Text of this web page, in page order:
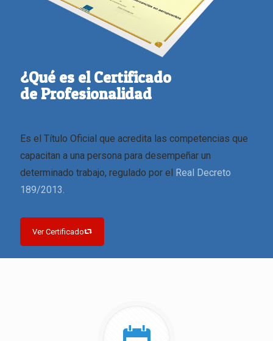
¿Qué es el Certificado
de Profesionalidad
Es el Título Oficial que acredita las competencias que
capacitan a una persona para desempeñar un
determinado trabajo, regulado por el Real Decreto
189/2013.
Ver Certificado